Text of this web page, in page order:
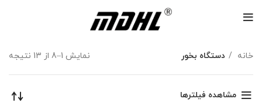
خانه دستگاه بخور نمایش 1–8 از 13 نتیجه
مشاهده فیلترها